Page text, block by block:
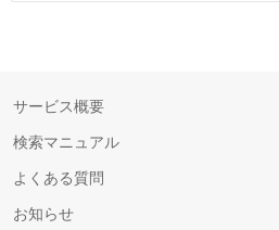
サービス概要
検索マニュアル
よくある質問
お知らせ